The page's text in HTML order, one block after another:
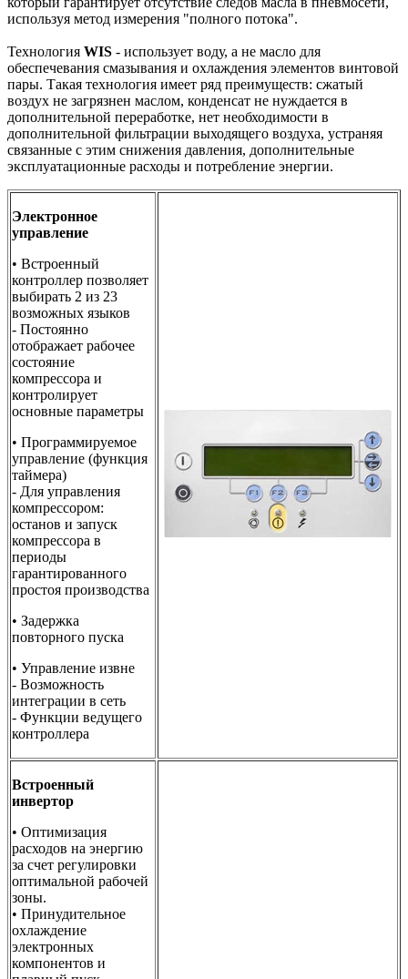
используя метод измерения "полного потока".
Технология WIS - использует воду, а не масло для
обеспечевания смазывания и охлаждения элементов винтовой
пары. Такая технология имеет ряд преимуществ: сжатый
воздух не загрязнен маслом, конденсат не нуждается в
дополнительной переработке, нет необходимости в
дополнительной фильтрации выходящего воздуха, устраняя
связанные с этим снижения давления, дополнительные
эксплуатационные расходы и потребление энергии.
Электронное
управление
• Встроенный
контроллер позволяет
выбирать 2 из 23
возможных языков
- Постоянно
отображает рабочее
состояние
компрессора и
контролирует
основные параметры
• Программируемое
управление (функция
таймера)
- Для управления
компрессором:
останов и запуск
компрессора в
периоды
гарантированного
простоя производства
• Задержка
повторного пуска
• Управление извне
- Возможность
интеграции в сеть
- Функции ведущего
контроллера
Встроенный
инвертор
• Оптимизация
расходов на энергию
за счет регулировки
оптимальной рабочей
зоны.
• Принудительное
охлаждение
электронных
компонентов и